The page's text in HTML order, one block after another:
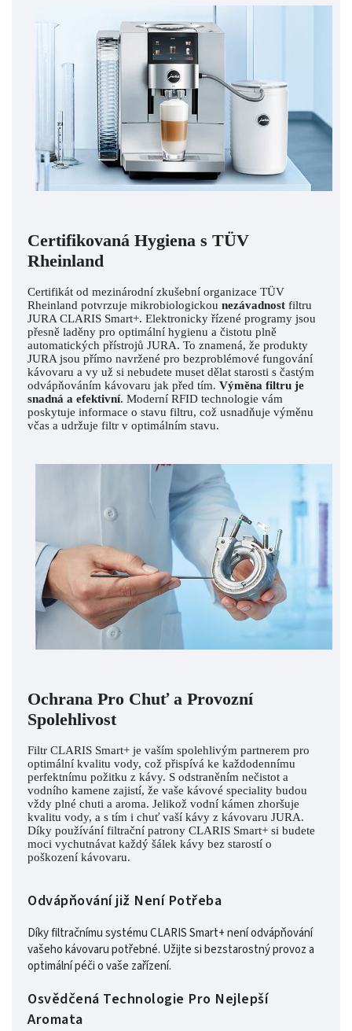
Certifikovaná Hygiena s TÜV
Rheinland
Certifikát od mezinárodní zkušební organizace TÜV
Rheinland potvrzuje mikrobiologickou nezávadnost filtru
JURA CLARIS Smart+. Elektronicky řízené programy jsou
přesně laděny pro optimální hygienu a čistotu plně
automatických přístrojů JURA. To znamená, že produkty
JURA jsou přímo navržené pro bezproblémové fungování
kávovaru a vy už si nebudete muset dělat starosti s častým
odvápňováním kávovaru jak před tím. Výměna filtru je
snadná a efektivní. Moderní RFID technologie vám
poskytuje informace o stavu filtru, což usnadňuje výměnu
včas a udržuje filtr v optimálním stavu.
Ochrana Pro Chuť a Provozní
Spolehlivost
Filtr CLARIS Smart+ je vaším spolehlivým partnerem pro
optimální kvalitu vody, což přispívá ke každodennímu
perfektnímu požitku z kávy. S odstraněním nečistot a
vodního kamene zajistí, že vaše kávové speciality budou
vždy plné chuti a aroma. Jelikož vodní kámen zhoršuje
kvalitu vody, a s tím i chuť vaší kávy z kávovaru JURA.
Díky používání filtrační patrony CLARIS Smart+ si budete
moci vychutnávat každý šálek kávy bez starostí o
poškození kávovaru.
Odvápňování již Není Potřeba
Díky filtračnímu systému CLARIS Smart+ není odvápňování
vašeho kávovaru potřebné. Užijte si bezstarostný provoz a
optimální péči o vaše zařízení.
Osvědčená Technologie Pro Nejlepší
Aromata